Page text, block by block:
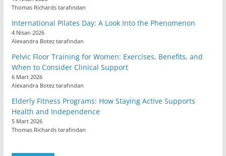
Thomas Richards tarafından
International Pilates Day: A Look Into the Phenomenon
4 Nisan 2026
Alexandra Botez tarafından
Pelvic Floor Training for Women: Exercises, Benefits, and
When to Consider Clinical Support
6 Mart 2026
Alexandra Botez tarafından
Elderly Fitness Programs: How Staying Active Supports
Health and Independence
5 Mart 2026
Thomas Richards tarafından